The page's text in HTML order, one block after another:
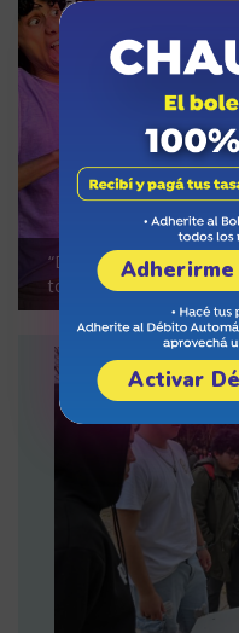
“Drago, la aventura de
toda la familia
Activar